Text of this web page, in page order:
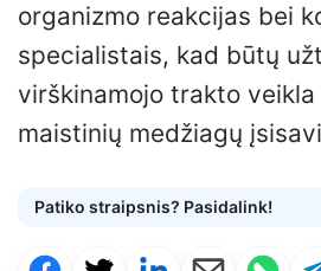
organizmo reakcijas bei
specialistais, kad būtų
virškinamojo trakto
maistinių medžiagų
Patiko straipsnis? Pasidalink!